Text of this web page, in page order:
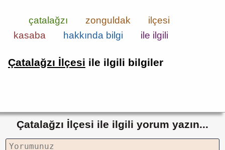
çatalağzı zonguldak
ilçesi
kasaba
hakkında bilgi ile ilgili
Çatalağzı İlçesi ile ilgili bilgiler
Çatalağzı İlçesi ile ilgili yorum yazın...